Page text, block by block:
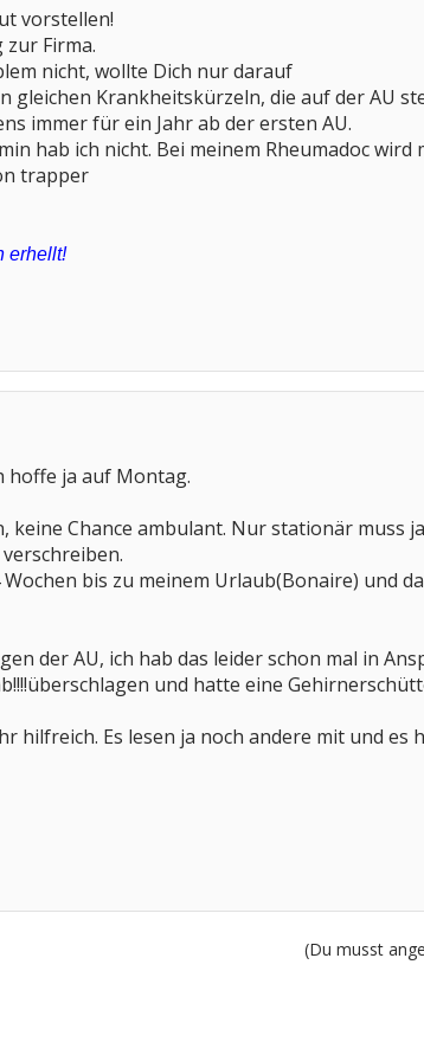
vorstellen!
zur Firma.
nicht, wollte Dich nur darauf
gleichen Krankheitskürzeln, die auf der AU
immer für ein Jahr ab der ersten AU.
hab ich nicht. Bei meinem Rheumadoc
trapper
erhellt!
hoffe ja auf Montag.
keine Chance ambulant. Nur stationär muss
bis zu meinem Urlaub(Bonaire) und
der AU, ich hab das leider schon mal in
und hatte eine
hilfreich. Es lesen ja noch andere mit und
(Du musst